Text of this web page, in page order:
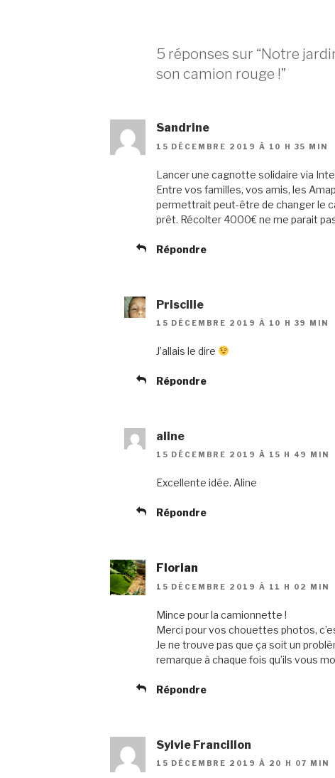
5 réponses sur “Notre
son camion rouge !”
Sandrine
15 DÉCEMBRE 2019 À 10 H 35 MIN
Lancer une cagnotte solidaire via
Entre vos familles, vos amis, les
permettrait peut-être de changer le
prêt. Récolter 4000€ ne me parait
Répondre
Priscille
15 DÉCEMBRE 2019 À 10 H 39 MIN
J’allais le dire
Répondre
aline
15 DÉCEMBRE 2019 À 15 H 49 MIN
Excellente idée. Aline
Répondre
Florian
15 DÉCEMBRE 2019 À 11 H 02 MIN
Mince pour la camionnette !
Merci pour vos chouettes photos,
Je ne trouve pas que ça soit un
remarque à chaque fois qu’ils vous
Répondre
Sylvie Francillon
15 DÉCEMBRE 2019 À 20 H 07 MIN